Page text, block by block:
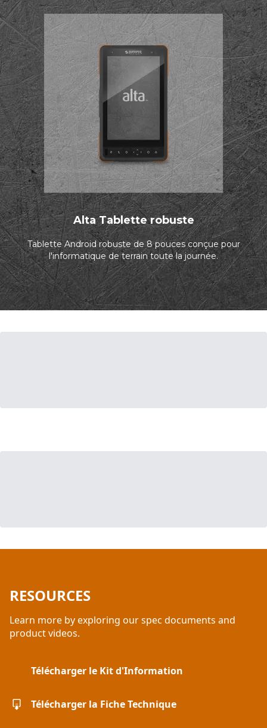
Alta Tablette robuste
Tablette Android robuste de 8 pouces conçue pour
l'informatique de terrain toute la journée.
RESOURCES
Learn more by exploring our spec documents and
product videos.
Télécharger le Kit d'Information
Télécharger la Fiche Technique